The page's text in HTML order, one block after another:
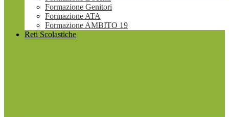
Formazione Genitori
Formazione ATA
Formazione AMBITO 19
Reti Scolastiche